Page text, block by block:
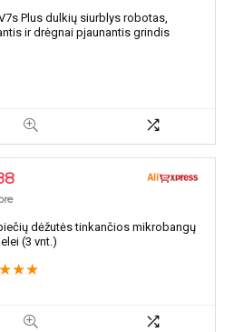
Plus dulkių siurblys robotas,
ir drėgnai pjaunantis grindis
dėžutės tinkančios mikrobangų
(3 vnt.)
★★★